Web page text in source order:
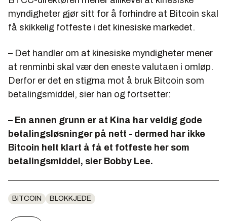
myndigheter gjør sitt for å forhindre at Bitcoin skal
få skikkelig fotfeste i det kinesiske markedet.
– Det handler om at kinesiske myndigheter mener
at renminbi skal vær den eneste valutaen i omløp.
Derfor er det en stigma mot å bruk Bitcoin som
betalingsmiddel, sier han og fortsetter:
– En annen grunn er at Kina har veldig gode
betalingsløsninger på nett - dermed har ikke
Bitcoin helt klart å få et fotfeste her som
betalingsmiddel, sier Bobby Lee.
BITCOIN BLOKKJEDE